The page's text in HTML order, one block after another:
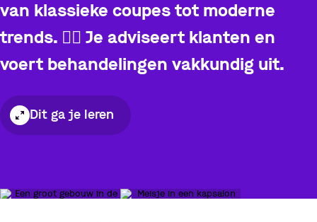
van klassieke coupes tot moderne
trends. 💇‍♀️ Je adviseert klanten en
voert behandelingen vakkundig uit.
Dit ga je leren